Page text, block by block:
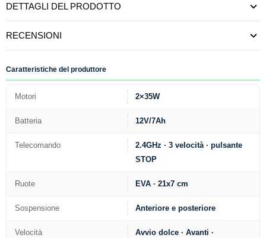
DETTAGLI DEL PRODOTTO
RECENSIONI
Caratteristiche del produttore
Motori 2×35W
Batteria 12V/7Ah
Telecomando
2.4GHz · 3 velocità · pulsante
STOP
Ruote EVA · 21x7 cm
Sospensione Anteriore e posteriore
Velocità
Avvio dolce · Avanti ·